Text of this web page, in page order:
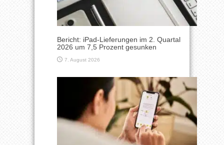
Bericht: iPad-Lieferungen im 2. Quartal
2026 um 7,5 Prozent gesunken
7. August 2026